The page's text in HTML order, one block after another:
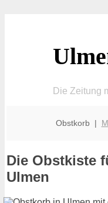
Die Zeitung
Obstkorb |
Die Obstkiste
Ulmen